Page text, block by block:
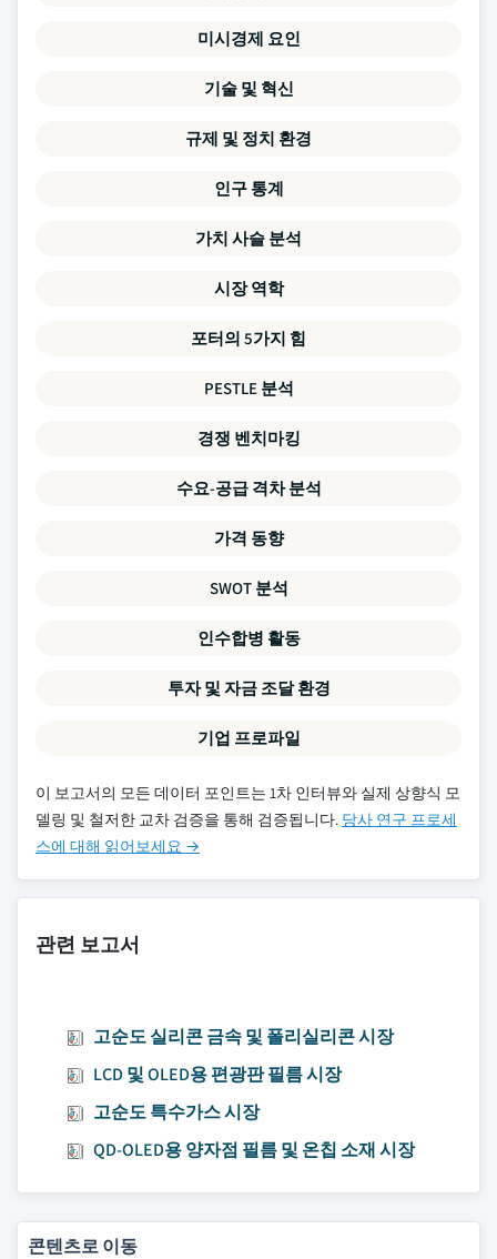
미시경제 요인
기술 및 혁신
규제 및 정치 환경
인구 통계
가치 사슬 분석
시장 역학
포터의 5가지 힘
PESTLE 분석
경쟁 벤치마킹
수요-공급 격차 분석
가격 동향
SWOT 분석
인수합병 활동
투자 및 자금 조달 환경
기업 프로파일
이 보고서의 모든 데이터 포인트는 1차 인터뷰와 실제 상향식 모
델링 및 철저한 교차 검증을 통해 검증됩니다. 당사 연구 프로세
스에 대해 읽어보세요 →
관련 보고서
고순도 실리콘 금속 및 폴리실리콘 시장
LCD 및 OLED용 편광판 필름 시장
고순도 특수가스 시장
QD-OLED용 양자점 필름 및 온칩 소재 시장
콘텐츠로 이동